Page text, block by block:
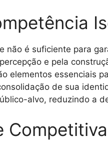
não é suficiente para
e pela
elementos essenciais
de sua
alvo, reduzindo a
Competitiva